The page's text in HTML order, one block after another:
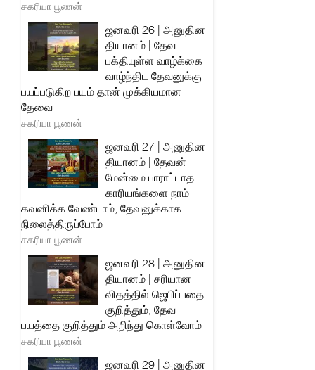
சகரியா பூணன்
ஜனவரி 26 | அனுதின
தியானம் | தேவ
பக்தியுள்ள வாழ்க்கை
வாழ்ந்திட தேவனுக்கு
பயப்படுகிற பயம் தான் முக்கியமான
தேவை
சகரியா பூணன்
ஜனவரி 27 | அனுதின
தியானம் | தேவன்
மேன்மை பாராட்டாத
காரியங்களை நாம்
கவனிக்க வேண்டாம், தேவனுக்காக
நிலைத்திருப்போம்
சகரியா பூணன்
ஜனவரி 28 | அனுதின
தியானம் | சரியான
விதத்தில் ஜெபிப்பதை
குறித்தும், தேவ
பயத்தை குறித்தும் அறிந்து கொள்வோம்
சகரியா பூணன்
ஜனவரி 29 | அனுதின